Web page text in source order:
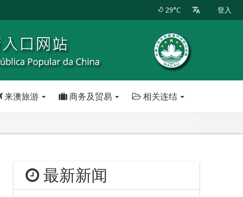
29°C 登入
来澳旅游 商务及贸易 相关连结
最新新闻